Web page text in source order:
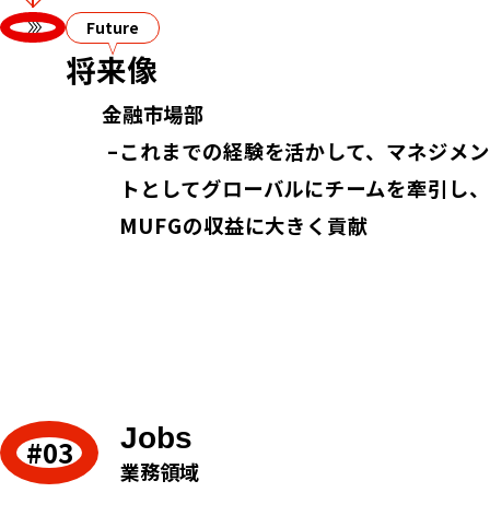
Future
将来像
金融市場部
これまでの経験を活かして、マネジメン
トとしてグローバルにチームを牽引し、
MUFGの収益に大きく貢献
Jobs
業務領域